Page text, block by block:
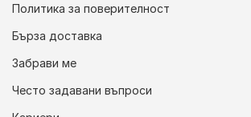
Политика за поверителност
Бърза доставка
Забрави ме
Често задавани въпроси